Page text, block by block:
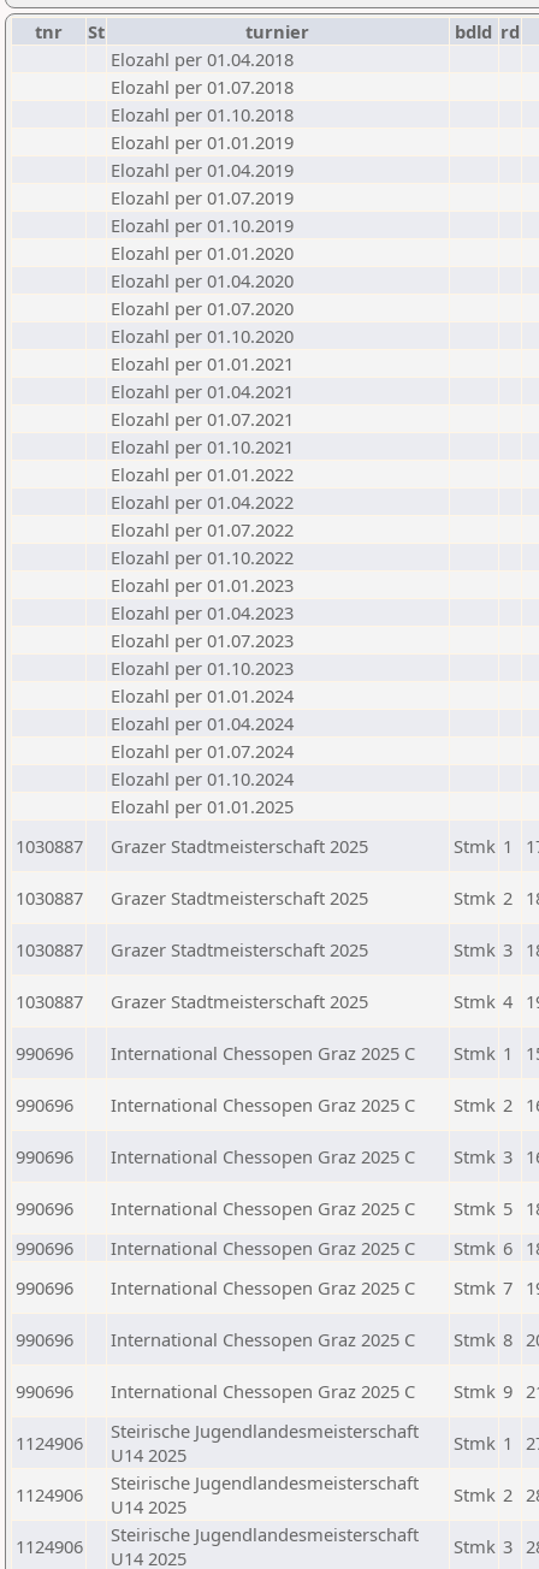
tnr St turnier bdld rd
Elozahl per 01.04.2018
Elozahl per 01.07.2018
Elozahl per 01.10.2018
Elozahl per 01.01.2019
Elozahl per 01.04.2019
Elozahl per 01.07.2019
Elozahl per 01.10.2019
Elozahl per 01.01.2020
Elozahl per 01.04.2020
Elozahl per 01.07.2020
Elozahl per 01.10.2020
Elozahl per 01.01.2021
Elozahl per 01.04.2021
Elozahl per 01.07.2021
Elozahl per 01.10.2021
Elozahl per 01.01.2022
Elozahl per 01.04.2022
Elozahl per 01.07.2022
Elozahl per 01.10.2022
Elozahl per 01.01.2023
Elozahl per 01.04.2023
Elozahl per 01.07.2023
Elozahl per 01.10.2023
Elozahl per 01.01.2024
Elozahl per 01.04.2024
Elozahl per 01.07.2024
Elozahl per 01.10.2024
Elozahl per 01.01.2025
1030887
Grazer Stadtmeisterschaft 2025 Stmk 1
1030887 Grazer Stadtmeisterschaft 2025 Stmk 2
1030887 Grazer Stadtmeisterschaft 2025 Stmk 3
1030887 Grazer Stadtmeisterschaft 2025 Stmk 4
990696 International Chessopen Graz 2025 C Stmk 1
990696 International Chessopen Graz 2025 C Stmk 2
990696 International Chessopen Graz 2025 C Stmk 3
990696 International Chessopen Graz 2025 C Stmk 5
990696
International Chessopen Graz 2025 C Stmk 6
990696
International Chessopen Graz 2025 C Stmk 7
990696 International Chessopen Graz 2025 C Stmk 8
990696 International Chessopen Graz 2025 C Stmk 9
1124906
Steirische Jugendlandesmeisterschaft
U14 2025
Stmk 1
1124906
Steirische Jugendlandesmeisterschaft
U14 2025
Stmk 2
1124906
Steirische Jugendlandesmeisterschaft
U14 2025
Stmk 3